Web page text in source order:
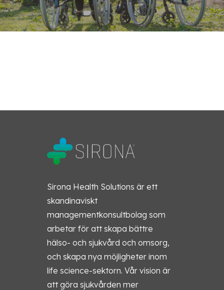
Sirona Health Solutions är ett
skandinaviskt
managementkonsultbolag som
arbetar för att skapa bättre
hälso- och sjukvård och omsorg,
och skapa nya möjligheter inom
life science-sektorn. Vår vision är
att göra sjukvården mer